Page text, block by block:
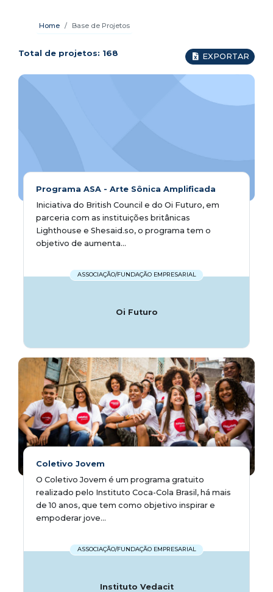
Home Base de Projetos
Total de projetos: 168 EXPORTAR
Programa ASA - Arte Sônica Amplificada
Iniciativa do British Council e do Oi Futuro, em
parceria com as instituições britânicas
Lighthouse e Shesaid.so, o programa tem o
objetivo de aumenta...
ASSOCIAÇÃO/FUNDAÇÃO EMPRESARIAL
Oi Futuro
Coletivo Jovem
O Coletivo Jovem é um programa gratuito
realizado pelo Instituto Coca-Cola Brasil, há mais
de 10 anos, que tem como objetivo inspirar e
empoderar jove...
ASSOCIAÇÃO/FUNDAÇÃO EMPRESARIAL
Instituto Vedacit